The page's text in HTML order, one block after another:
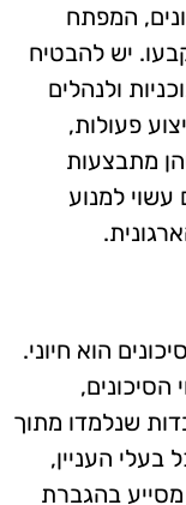
המפתח
יש להבטיח
ולנהלים
פעולות,
מתבצעות
עשוי למנוע
הוא חיוני.
הסיכונים,
שנלמדו מתוך
העניין,
מסייע בהגברת